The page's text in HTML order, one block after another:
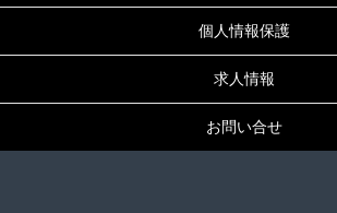
個人情報保護
求人情報
お問い合せ